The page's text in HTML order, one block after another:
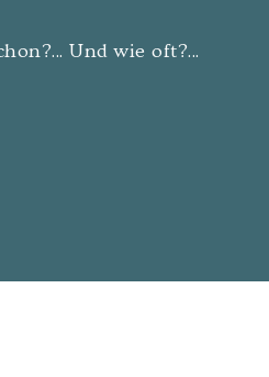
Und wie oft?...